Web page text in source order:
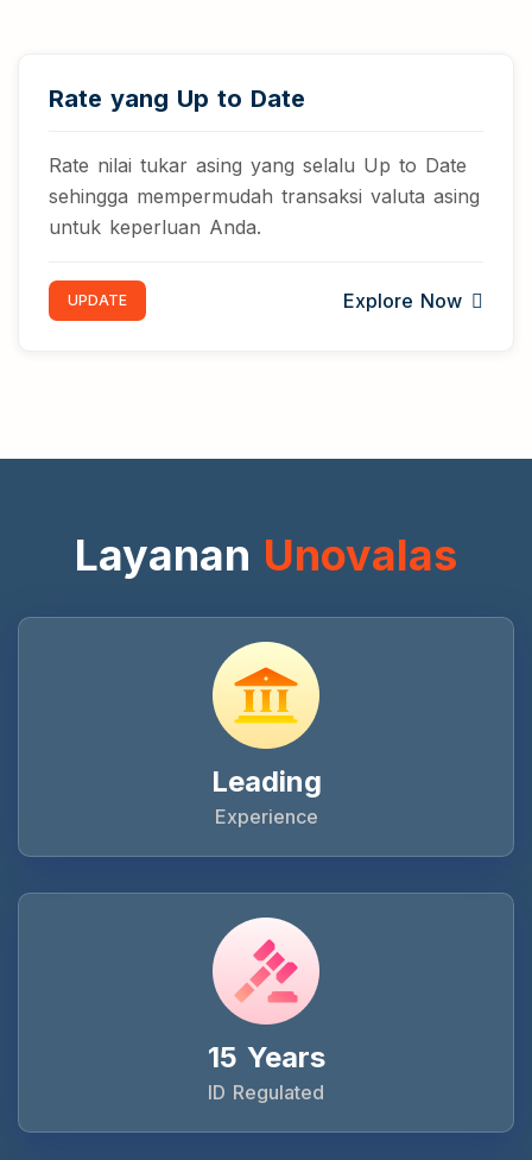
Rate yang Up to Date
Rate nilai tukar asing yang selalu Up to Date
sehingga mempermudah transaksi valuta asing
untuk keperluan Anda.
UPDATE Explore Now
Layanan Unovalas
Leading
Experience
15 Years
ID Regulated